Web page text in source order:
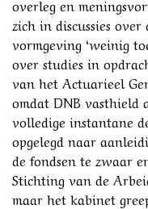
overleg en
zich in discussies
vormgeving ‘weinig
over studies in
van het Actuarieel
omdat DNB vasthield
volledige instantane
opgelegd naar
de fondsen te zwaar
Stichting van de
maar het kabinet